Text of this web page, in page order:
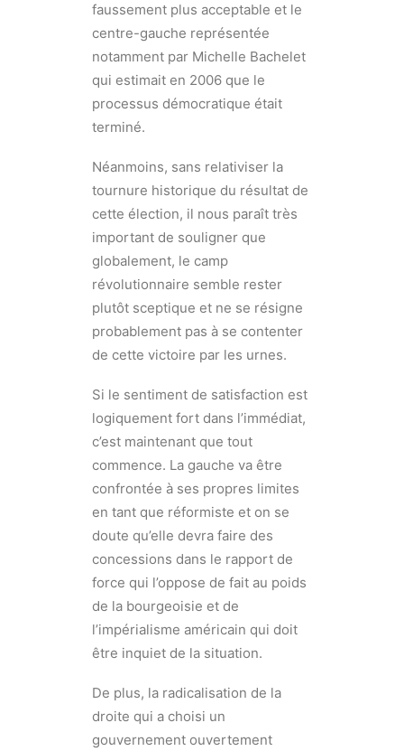
faussement plus acceptable et le
centre-gauche représentée
notamment par Michelle Bachelet
qui estimait en 2006 que le
processus démocratique était
terminé.
Néanmoins, sans relativiser la
tournure historique du résultat de
cette élection, il nous paraît très
important de souligner que
globalement, le camp
révolutionnaire semble rester
plutôt sceptique et ne se résigne
probablement pas à se contenter
de cette victoire par les urnes.
Si le sentiment de satisfaction est
logiquement fort dans l’immédiat,
c’est maintenant que tout
commence. La gauche va être
confrontée à ses propres limites
en tant que réformiste et on se
doute qu’elle devra faire des
concessions dans le rapport de
force qui l’oppose de fait au poids
de la bourgeoisie et de
l’impérialisme américain qui doit
être inquiet de la situation.
De plus, la radicalisation de la
droite qui a choisi un
gouvernement ouvertement